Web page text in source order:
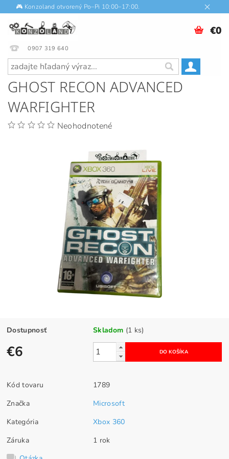
🎮 Konzoland otvorený Po–Pi 10:00–17:00.
0907 319 640
€0
GHOST RECON ADVANCED
WARFIGHTER
Neohodnotené
Dostupnosť Skladom (1 ks)
€6
Kód tovaru
1789
Značka
Microsoft
Kategória
Xbox 360
Záruka
1 rok